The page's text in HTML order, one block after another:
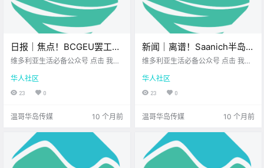
日报｜焦点！BCGEU罢工升
级，影响餐饮业酒类供应！
人被捕！
维多利亚生活必备公众号 点击 我在
想一直在你身边 公元2025年9月12
日 农历7月21日 星期五 处女座 <
今日黄历 > 维多利亚本周气象预报
华人社区
23 0
温哥华岛传媒 10 个月前
新闻｜离谱！Saanich半岛一
家人一觉醒来，竟发现陌生
大温知名零食店进驻维多利
亚！
维多利亚生活必备公众号 点击 我在
想一直在你身边 大家周四好呀~ 转
眼又到星期四 给自己加点能量 也别
错过今天的 新鲜资讯～ 谁睡我家
华人社区
23 0
温哥华岛传媒 10 个月前